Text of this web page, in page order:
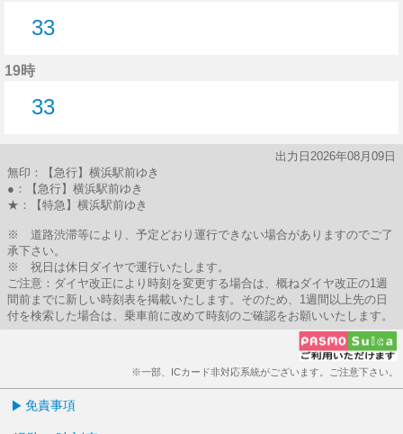
33
19時
33
出力日2026年08月09日
無印：【急行】横浜駅前ゆき
●：【急行】横浜駅前ゆき
★：【特急】横浜駅前ゆき
※ 道路渋滞等により、予定どおり運行できない場合がありますのでご了
承下さい。
※ 祝日は休日ダイヤで運行いたします。
ご注意：ダイヤ改正により時刻を変更する場合は、概ねダイヤ改正の1週
間前までに新しい時刻表を掲載いたします。そのため、1週間以上先の日
付を検索した場合は、乗車前に改めて時刻のご確認をお願いいたします。
※一部、ICカード非対応系統がございます。ご注意下さい。
免責事項